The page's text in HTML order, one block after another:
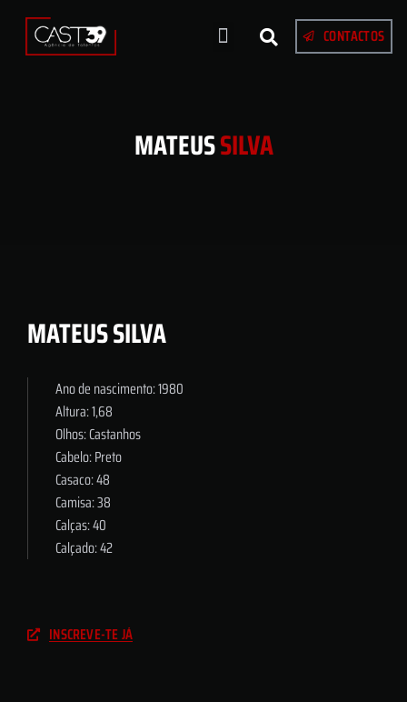
CONTACTOS
MATEUSSILVA
MATEUS SILVA
Ano de nascimento: 1980
Altura: 1,68
Olhos: Castanhos
Cabelo: Preto
Casaco: 48
Camisa: 38
Calças: 40
Calçado: 42
INSCREVE-TE JÁ